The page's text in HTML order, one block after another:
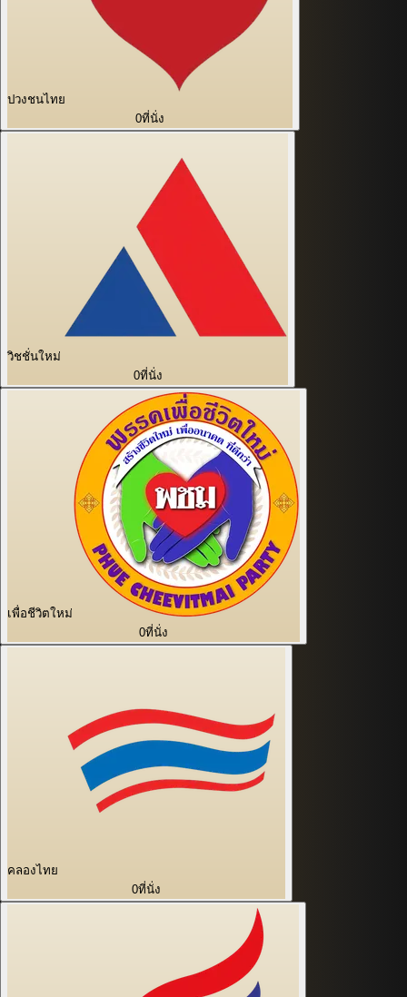
ปวงชนไทย
0ที่นั่ง
วิชชั่นใหม่
0ที่นั่ง
เพื่อชีวิตใหม่
0ที่นั่ง
คลองไทย
0ที่นั่ง